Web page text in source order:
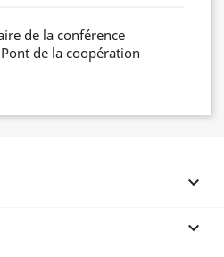
de la conférence
de la coopération

